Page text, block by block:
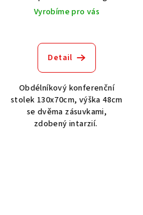
Vyrobíme pro vás
Detail
Obdélníkový konferenční
stolek 130x70cm, výška 48cm
se dvěma zásuvkami,
zdobený intarzií.